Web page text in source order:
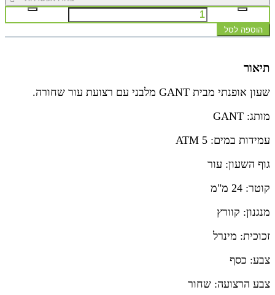
הוספה לסל
תיאור
שעון אופנתי מבית GANT מלבני עם רצועת עור שחורה.
מותג: GANT
עמידות במים: 5 ATM
גוף השעון: עור
קוטר: 24 מ"מ
מנגנון: קוורץ
זכוכית: מינרל
צבע: כסף
צבע הרצועה: שחור